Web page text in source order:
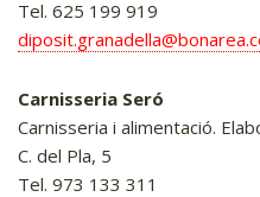
Tel. 625 199 919
Carnisseria Seró
Carnisseria i alimentació.
C. del Pla, 5
Tel. 973 133 311